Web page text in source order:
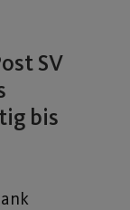
SV
bis